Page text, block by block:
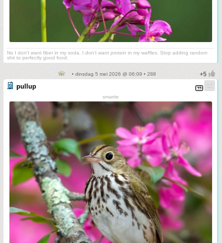
No I don't want fiber in my soda. I don't want protein in my waffles. Stop adding random
shit to perfectly good food.
• dinsdag 5 mei 2026 @ 06:09 • 288
pullup
smartie